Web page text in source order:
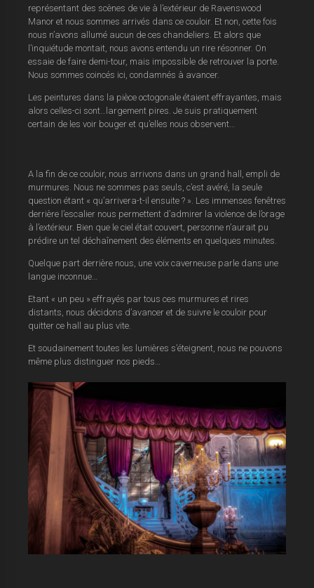
représentant des scènes de vie à l’extérieur de Ravenswood
Manor et nous sommes arrivés dans ce couloir. Et non, cette fois
nous n’avons allumé aucun de ces chandeliers. Et alors que
l’inquiétude montait, nous avons entendu un rire résonner. On
essaie de faire demi-tour, mais impossible de retrouver la porte.
Nous sommes coincés ici, condamnés à avancer.
Les peintures dans la pièce octogonale étaient effrayantes, mais
alors celles-ci sont…largement pires. Je suis pratiquement
certain de les voir bouger et qu’elles nous observent…
A la fin de ce couloir, nous arrivons dans un grand hall, empli de
murmures. Nous ne sommes pas seuls, c’est avéré, la seule
question étant « qu’arrivera-t-il ensuite ? ». Les immenses fenêtres
derrière l’escalier nous permettent d’admirer la violence de l’orage
à l’extérieur. Bien que le ciel était couvert, personne n’aurait pu
prédire un tel déchaînement des éléments en quelques minutes.
Quelque part derrière nous, une voix caverneuse parle dans une
langue inconnue…
Etant « un peu » effrayés par tous ces murmures et rires
distants, nous décidons d’avancer et de suivre le couloir pour
quitter ce hall au plus vite.
Et soudainement toutes les lumières s’éteignent, nous ne pouvons
même plus distinguer nos pieds…